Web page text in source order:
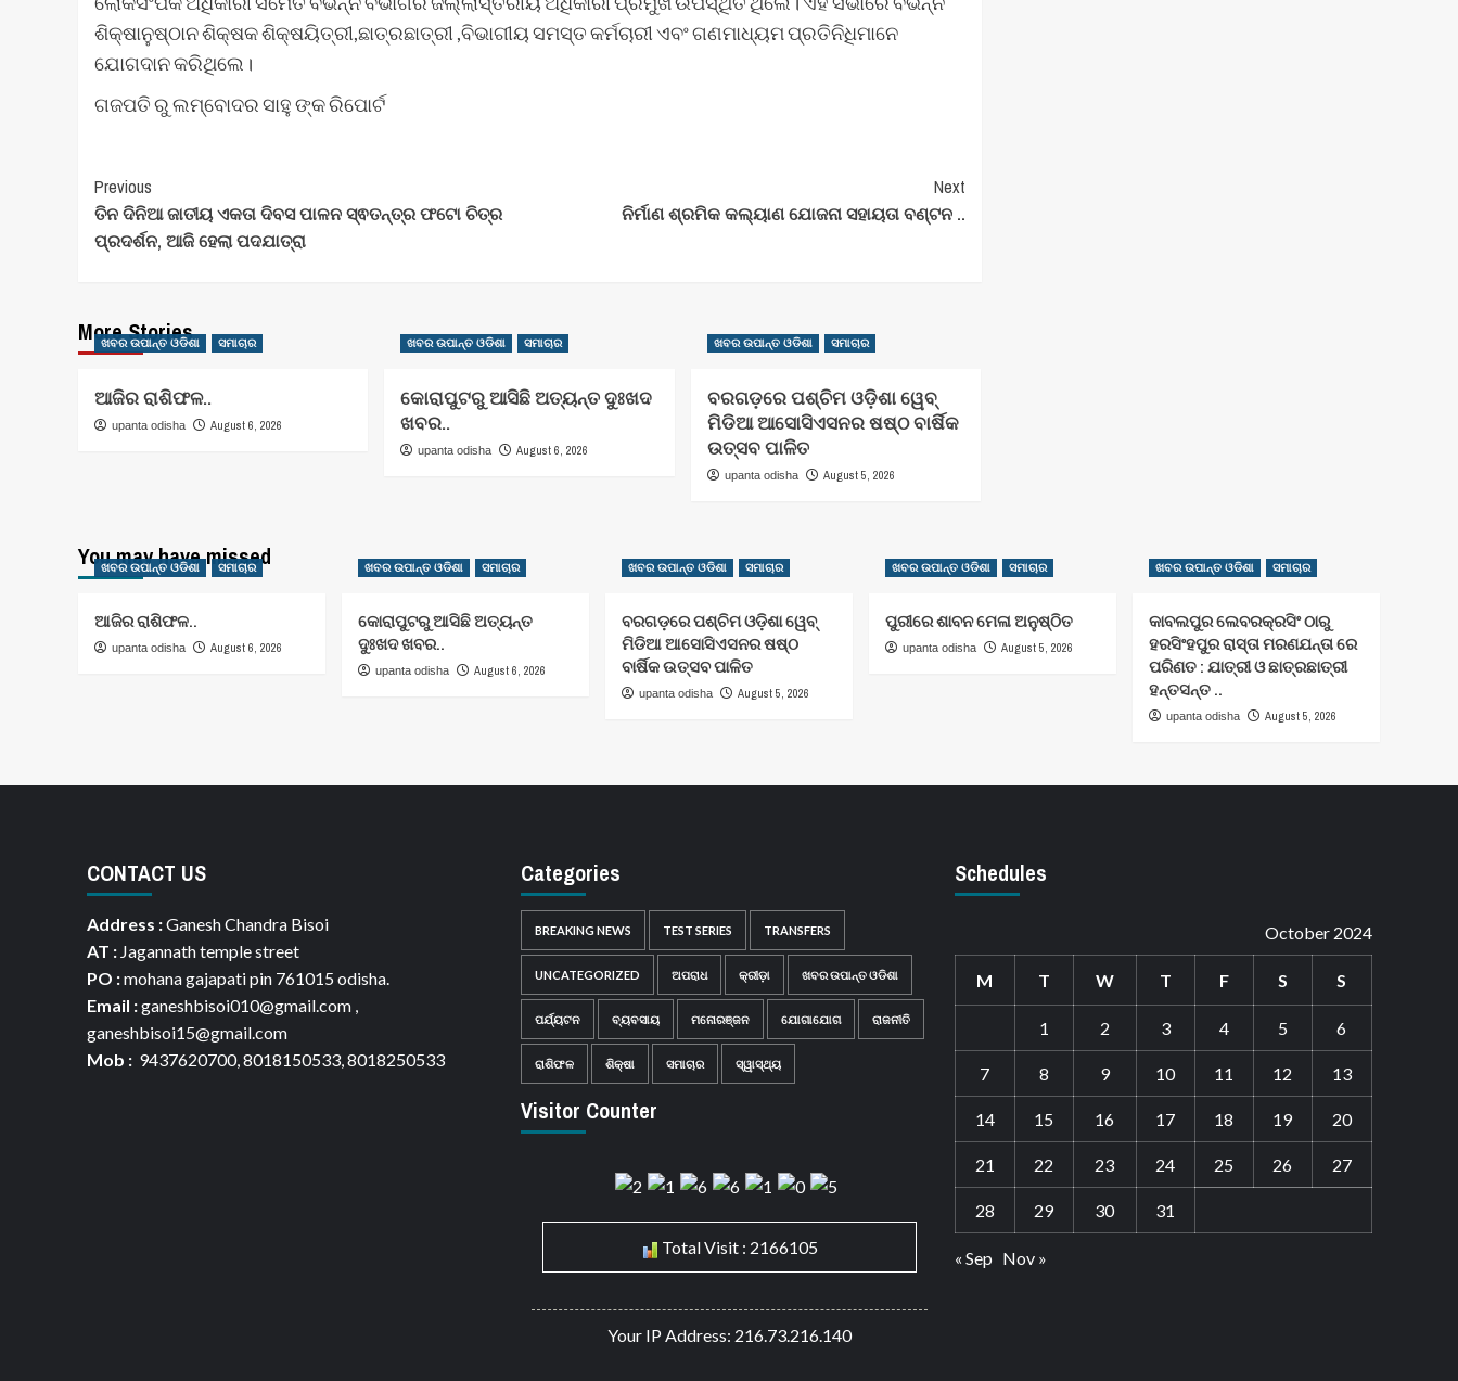
ଶିକ୍ଷାନୁଷ୍ଠାନ ଶିକ୍ଷକ ଶିକ୍ଷୟିତ୍ରୀ,ଛାତ୍ରଛାତ୍ରୀ ,ବିଭାଗୀୟ ସମସ୍ତ କର୍ମଚାରୀ ଏବଂ ଗଣମାଧ୍ୟମ ପ୍ରତିନିଧିମାନେ
ଯୋଗଦାନ କରିଥିଲେ।
ଗଜପତି ରୁ ଲମ୍ବୋଦର ସାହୁ ଙ୍କ ରିପୋର୍ଟ
Post
Navigation
Previous
ତିନ ଦିନିଆ ଜାତୀୟ ଏକତା ଦିବସ ପାଳନ ସ୍ଵତନ୍ତ୍ର ଫଟୋ ଚିତ୍ର
ପ୍ରଦର୍ଶନ, ଆଜି ହେଲା ପଦଯାତ୍ରା
Next
ନିର୍ମାଣ ଶ୍ରମିକ କଲ୍ୟାଣ ଯୋଜନା ସହାୟତା ବଣ୍ଟନ ..
More Stories
ଖବର ଉପାନ୍ତ ଓଡିଶା ସମାଚାର
ଆଜିର ରାଶିଫଳ..
upanta odisha August 6, 2026
ଖବର ଉପାନ୍ତ ଓଡିଶା ସମାଚାର
କୋରାପୁଟରୁ ଆସିଛି ଅତ୍ୟନ୍ତ ଦୁଃଖଦ
ଖବର..
upanta odisha August 6, 2026
ଖବର ଉପାନ୍ତ ଓଡିଶା ସମାଚାର
ବରଗଡ଼ରେ ପଶ୍ଚିମ ଓଡ଼ିଶା ୱେବ୍
ମିଡିଆ ଆସୋସିଏସନର ଷଷ୍ଠ ବାର୍ଷିକ
ଉତ୍ସବ ପାଳିତ
upanta odisha August 5, 2026
You may have missed
ଖବର ଉପାନ୍ତ ଓଡିଶା ସମାଚାର
ଆଜିର ରାଶିଫଳ..
upanta odisha August 6, 2026
ଖବର ଉପାନ୍ତ ଓଡିଶା ସମାଚାର
କୋରାପୁଟରୁ ଆସିଛି ଅତ୍ୟନ୍ତ
ଦୁଃଖଦ ଖବର..
upanta odisha August 6, 2026
ଖବର ଉପାନ୍ତ ଓଡିଶା ସମାଚାର
ବରଗଡ଼ରେ ପଶ୍ଚିମ ଓଡ଼ିଶା ୱେବ୍
ମିଡିଆ ଆସୋସିଏସନର ଷଷ୍ଠ
ବାର୍ଷିକ ଉତ୍ସବ ପାଳିତ
upanta odisha August 5, 2026
ଖବର ଉପାନ୍ତ ଓଡିଶା ସମାଚାର
ପୁରୀରେ ଶାବନ ମେଳା ଅନୁଷ୍ଠିତ
upanta odisha August 5, 2026
ଖବର ଉପାନ୍ତ ଓଡିଶା ସମାଚାର
କାବଲପୁର ଲେବରକ୍ରସିଂ ଠାରୁ
ହରସିଂହପୁର ରାସ୍ତା ମରଣଯନ୍ତା ରେ
ପରିଣତ : ଯାତ୍ରୀ ଓ ଛାତ୍ରଛାତ୍ରୀ
ହନ୍ତସନ୍ତ ..
upanta odisha August 5, 2026
CONTACT US
Address :Ganesh Chandra Bisoi
AT :Jagannath temple street
PO :mohana gajapati pin 761015 odisha.
Email :ganeshbisoi010@gmail.com ,
ganeshbisoi15@gmail.com
Mob :9437620700, 8018150533, 8018250533
Categories
BREAKING NEWS TEST SERIES TRANSFERS
UNCATEGORIZED ଅପରାଧ କ୍ରୀଡ଼ା ଖବର ଉପାନ୍ତ ଓଡିଶା
ପର୍ଯ୍ୟଟନ ବ୍ୟବସାୟ ମନୋରଞ୍ଜନ ଯୋଗାଯୋଗ ରାଜନୀତି
ରାଶିଫଳ ଶିକ୍ଷା ସମାଚାର ସ୍ୱାସ୍ଥ୍ୟ
Visitor Counter
Total Visit : 2166105
Your IP Address: 216.73.216.140
Schedules
October 2024
M T W T F S S
1 2 3 4 5 6
7 8 9 10 11 12 13
14 15 16 17 18 19 20
21 22 23 24 25 26 27
28 29 30 31
« Sep Nov »